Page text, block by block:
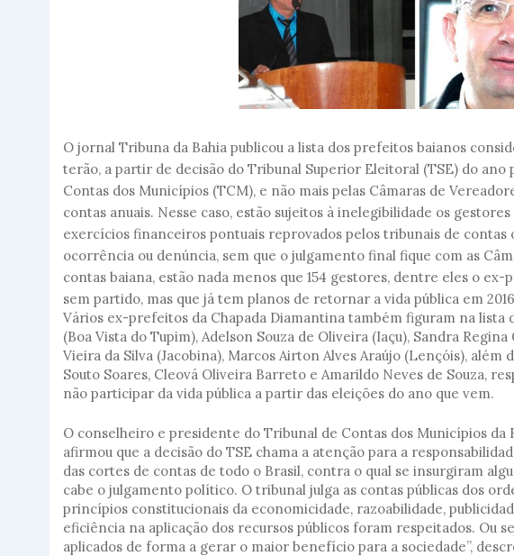
O jornal Tribuna da Bahia publicou a lista dos prefeitos baianos
terão, a partir de decisão do Tribunal Superior Eleitoral (TSE) do ano
Contas dos Municípios (TCM), e não mais pelas Câmaras de
contas anuais. Nesse caso, estão sujeitos à inelegibilidade os
exercícios financeiros pontuais reprovados pelos tribunais de
ocorrência ou denúncia, sem que o julgamento final fique com as
contas baiana, estão nada menos que 154 gestores, dentre eles o
sem partido, mas que já tem planos de retornar a vida pública em
Vários ex-prefeitos da Chapada Diamantina também figuram na lista
(Boa Vista do Tupim), Adelson Souza de Oliveira (Iaçu), Sandra
Vieira da Silva (Jacobina), Marcos Airton Alves Araújo (Lençóis), além
Souto Soares, Cleová Oliveira Barreto e Amarildo Neves de Souza,
não participar da vida pública a partir das eleições do ano que vem.
O conselheiro e presidente do Tribunal de Contas dos Municípios da
afirmou que a decisão do TSE chama a atenção para a
das cortes de contas de todo o Brasil, contra o qual se insurgiram
cabe o julgamento político. O tribunal julga as contas públicas dos
princípios constitucionais da economicidade, razoabilidade,
eficiência na aplicação dos recursos públicos foram respeitados. Ou
aplicados de forma a gerar o maior benefício para a sociedade”,